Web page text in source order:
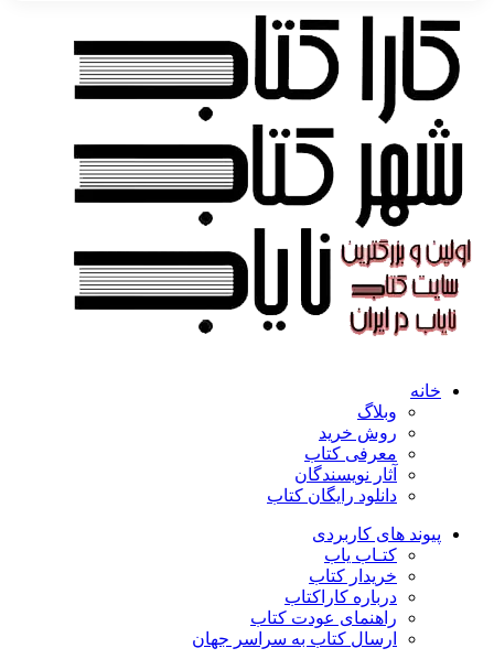
خانه
وبلاگ
روش خرید
معرفی کتاب
آثار نویسندگان
دانلود رایگان کتاب
پیوند های کاربردی
کتـاب یاب
خریدار کتاب
درباره کاراکتاب
راهنمای عودت کتاب
ارسال کتاب به سراسر جهان